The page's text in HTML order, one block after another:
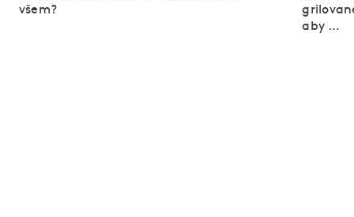
všem?
aby …